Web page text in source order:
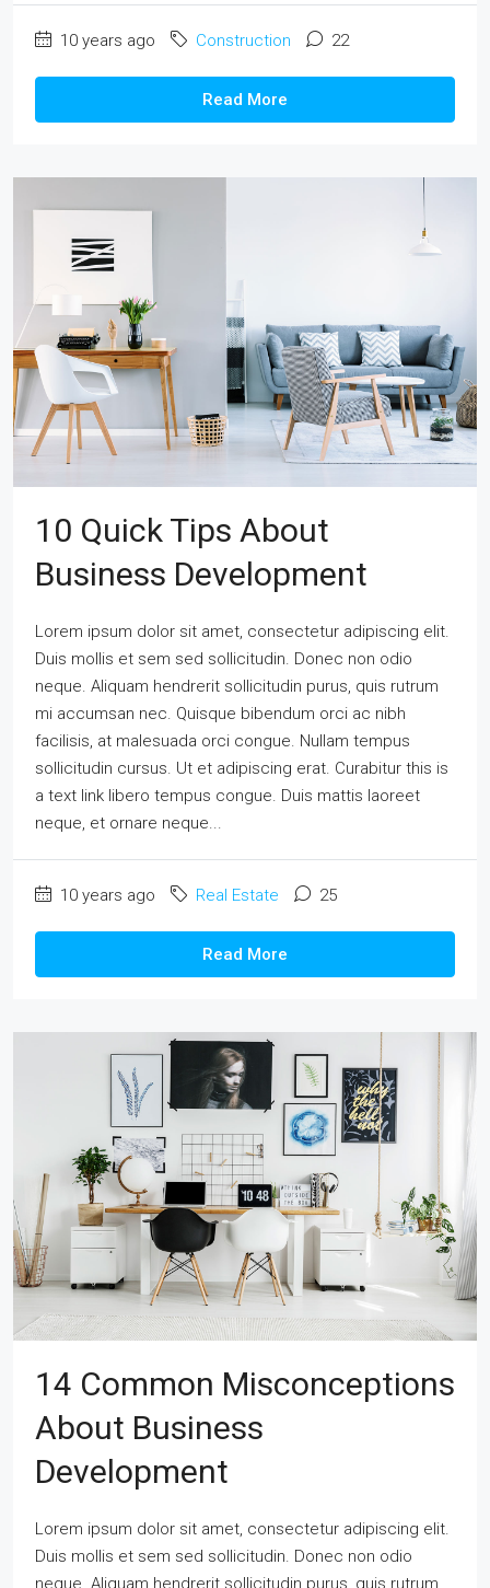
10 years ago Construction 22
Read More
10 Quick Tips About
Business Development
Lorem ipsum dolor sit amet, consectetur adipiscing elit.
Duis mollis et sem sed sollicitudin. Donec non odio
neque. Aliquam hendrerit sollicitudin purus, quis rutrum
mi accumsan nec. Quisque bibendum orci ac nibh
facilisis, at malesuada orci congue. Nullam tempus
sollicitudin cursus. Ut et adipiscing erat. Curabitur this is
a text link libero tempus congue. Duis mattis laoreet
neque, et ornare neque...
10 years ago Real Estate 25
Read More
14 Common Misconceptions
About Business
Development
Lorem ipsum dolor sit amet, consectetur adipiscing elit.
Duis mollis et sem sed sollicitudin. Donec non odio
neque. Aliquam hendrerit sollicitudin purus, quis rutrum